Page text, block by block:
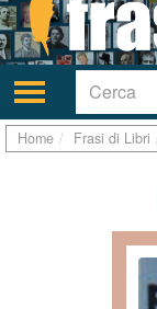
Attiva/disattiva
navigazione
Home Frasi di Libri